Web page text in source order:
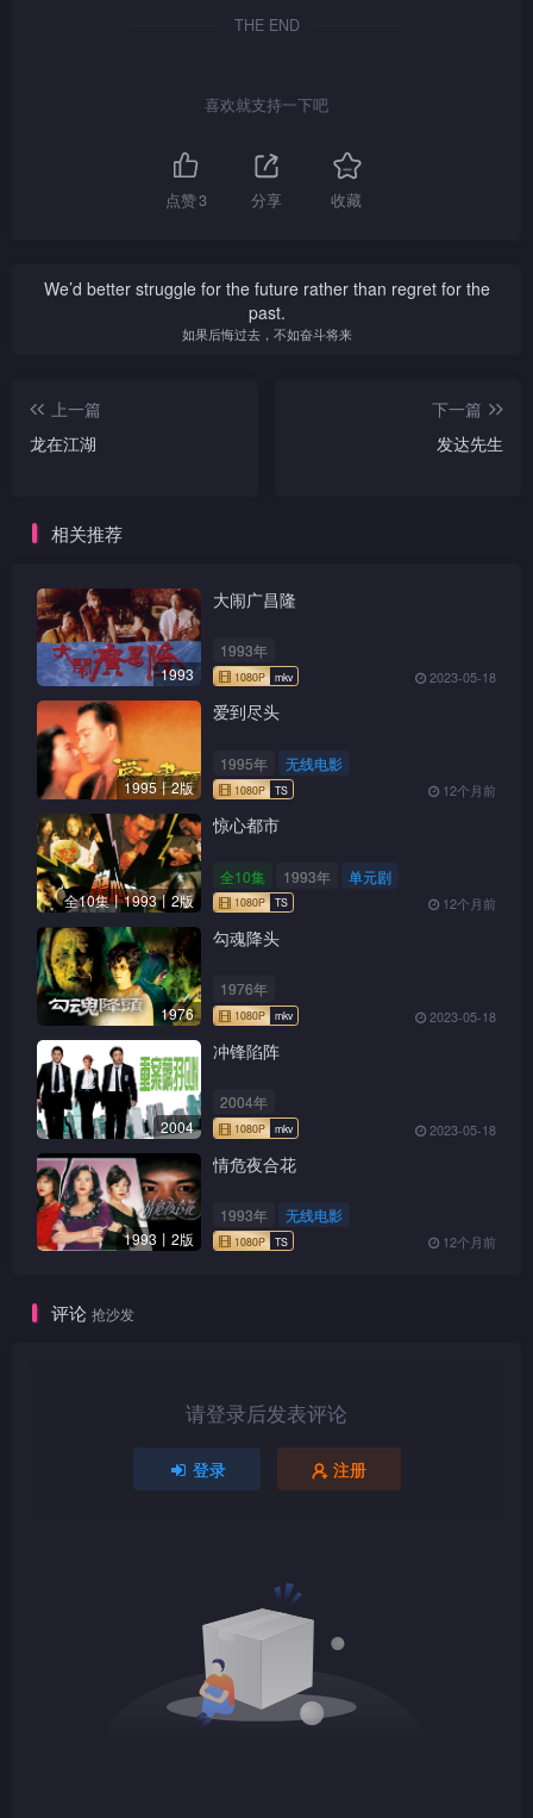
THE END
喜欢就支持一下吧
点赞3 分享 收藏
We’d better struggle for the future rather than regret for the
past.
如果后悔过去，不如奋斗将来
上一篇
龙在江湖
下一篇
发达先生
相关推荐
1993
大闹广昌隆
1993年
2023-05-18
1995丨2版
爱到尽头
1995年 无线电影
1080P TS
12个月前
全10集丨1993丨2版
惊心都市
全10集 1993年 单元剧
12个月前
1976
勾魂降头
1976年
2023-05-18
2004
冲锋陷阵
2004年
2023-05-18
1993丨2版
情危夜合花
1993年 无线电影
12个月前
评论 抢沙发
请登录后发表评论
登录 注册